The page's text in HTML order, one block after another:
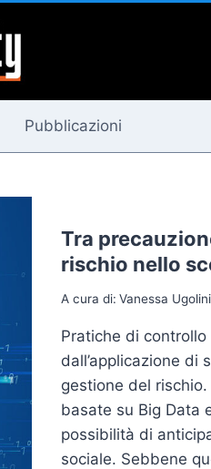
Pubblicazioni
Tra
rischio nello
A cura di: Vanessa Ugolini
Pratiche di
dall’applicazione di
gestione del rischio.
basate su Big Data
possibilità di
sociale. Sebbene